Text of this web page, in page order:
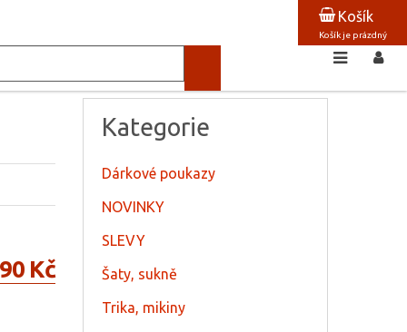
Košík
Košík je prázdný
Kč
Kategorie
Dárkové poukazy
NOVINKY
SLEVY
Šaty, sukně
Trika, mikiny